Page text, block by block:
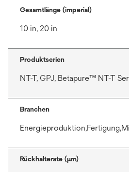
Gesamtlänge (imperial)
10 in, 20 in
Produktserien
NT-T, GPJ, Betapure™ NT-T
Branchen
Rückhalterate (µm)